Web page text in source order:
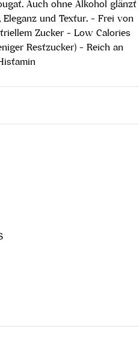
Auch ohne Alkohol glänzt
und Textur. - Frei von
Zucker - Low Calories
Restzucker) - Reich an